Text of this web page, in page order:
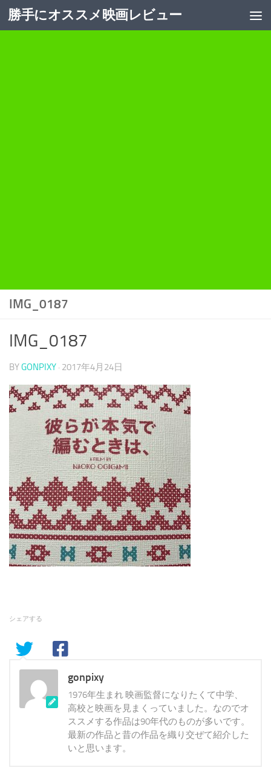
コンテンツへスキップ
勝手にオススメ映画レビュー
IMG_0187
IMG_0187
BYGONPIXY · 2017年4月24日
シェアする
gonpixy
1976年生まれ 映画監督になりたくて中学、
高校と映画を見まくっていました。なのでオ
ススメする作品は90年代のものが多いです。
最新の作品と昔の作品を織り交ぜて紹介した
いと思います。